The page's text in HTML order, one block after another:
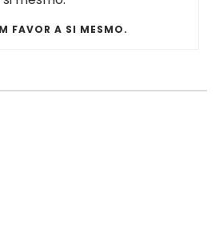
FAVOR A SI MESMO.